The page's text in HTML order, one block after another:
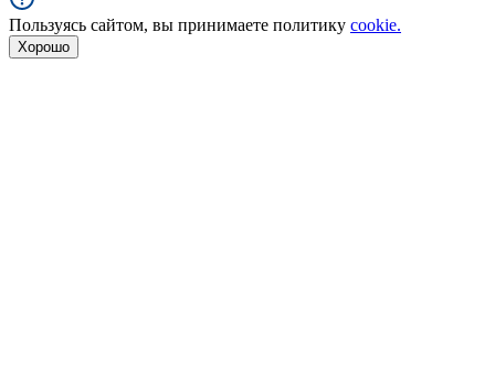
Пользуясь сайтом, вы принимаете политику cookie.
Хорошо